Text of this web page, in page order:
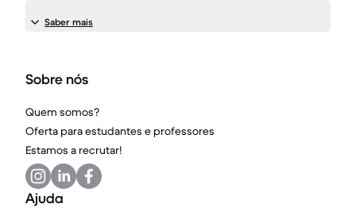
Saber mais
Sobre nós
Quem somos?
Oferta para estudantes e professores
Estamos a recrutar!
Ajuda